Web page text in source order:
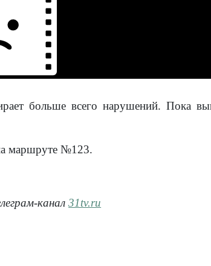
больше всего нарушений. Пока
маршруте №123.
канал31tv.ru